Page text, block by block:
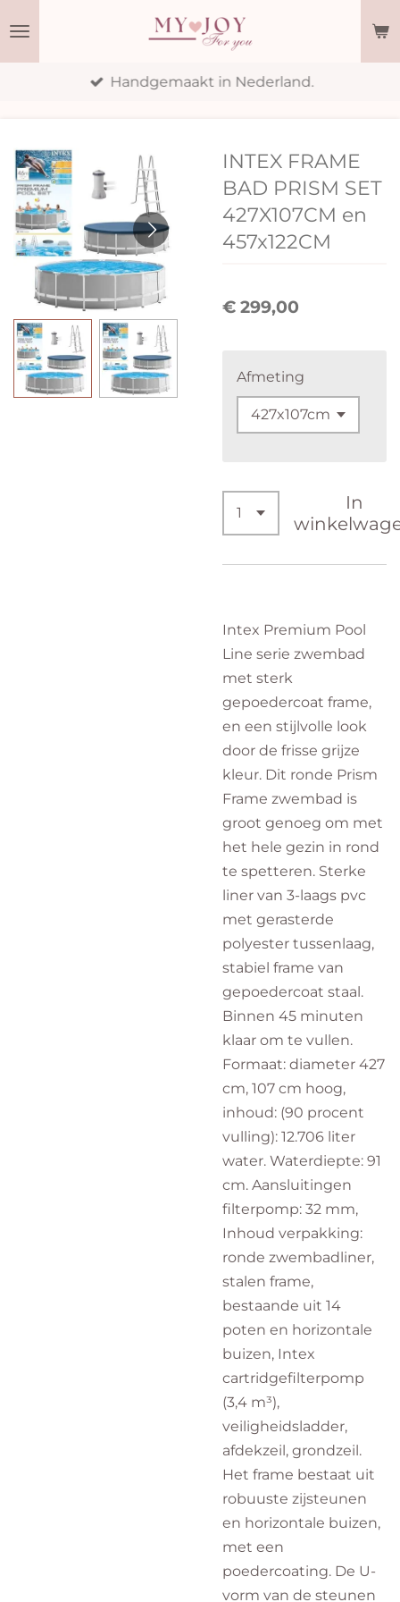
Handgemaakt in Nederland.
INTEX FRAME
BAD PRISM SET
427X107CM en
457x122CM
€ 299,00
Afmeting
In
Intex Premium Pool
Line serie zwembad
met sterk
gepoedercoat frame,
en een stijlvolle look
door de frisse grijze
kleur. Dit ronde Prism
Frame zwembad is
groot genoeg om met
het hele gezin in rond
te spetteren. Sterke
liner van 3-laags pvc
met gerasterde
polyester tussenlaag,
stabiel frame van
gepoedercoat staal.
Binnen 45 minuten
klaar om te vullen.
Formaat: diameter 427
cm, 107 cm hoog,
inhoud: (90 procent
vulling): 12.706 liter
water. Waterdiepte: 91
cm. Aansluitingen
filterpomp: 32 mm,
Inhoud verpakking:
ronde zwembadliner,
stalen frame,
bestaande uit 14
poten en horizontale
buizen, Intex
cartridgefilterpomp
(3,4 m³),
veiligheidsladder,
afdekzeil, grondzeil.
Het frame bestaat uit
robuuste zijsteunen
en horizontale buizen,
met een
poedercoating. De U-
vorm van de steunen